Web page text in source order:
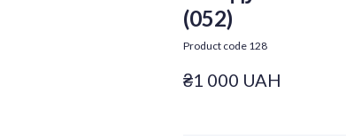
(052)
Product code 128
₴1 000 UAH